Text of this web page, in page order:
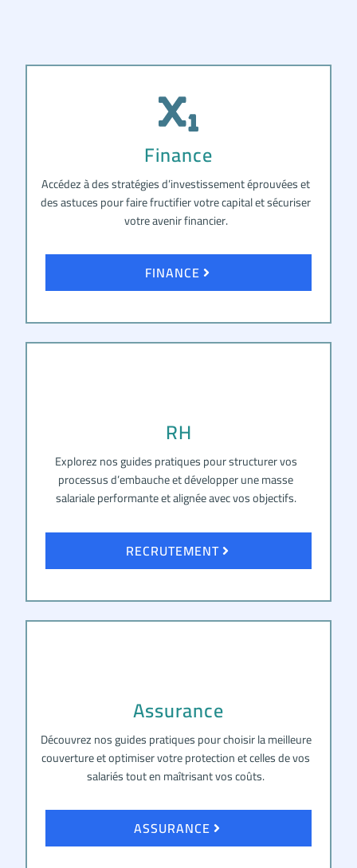
Finance
Accédez à des stratégies d’investissement éprouvées et
des astuces pour faire fructifier votre capital et sécuriser
votre avenir financier.
FINANCE
RH
Explorez nos guides pratiques pour structurer vos
processus d’embauche et développer une masse
salariale performante et alignée avec vos objectifs.
RECRUTEMENT
Assurance
Découvrez nos guides pratiques pour choisir la meilleure
couverture et optimiser votre protection et celles de vos
salariés tout en maîtrisant vos coûts.
ASSURANCE